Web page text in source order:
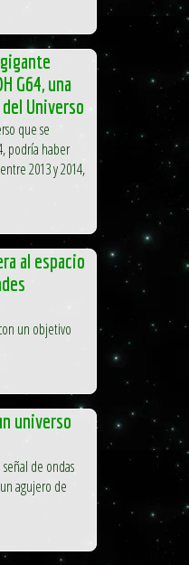
G64, una
Universo
que se
podría haber
2013 y 2014,
al espacio
un objetivo
universo
de ondas
agujero de